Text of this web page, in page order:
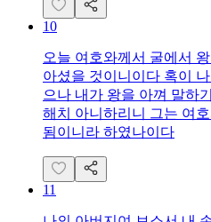
10
오늘 여호와께서 굴에서
아셨을 것이니이다 혹이
으나 내가 왕을 아껴 말하
해치 아니하리니 그는 여
됨이니라 하였나이다
11